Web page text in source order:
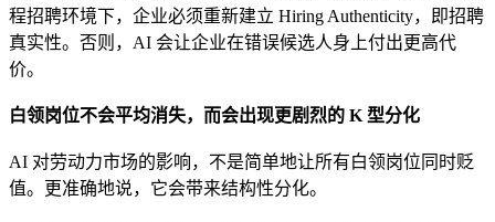
程招聘环境下，企业必须重新建立 Hiring Authenticity，即招聘
真实性。否则，AI 会让企业在错误候选人身上付出更高代
价。
白领岗位不会平均消失，而会出现更剧烈的 K 型分化
AI 对劳动力市场的影响，不是简单地让所有白领岗位同时贬
值。更准确地说，它会带来结构性分化。